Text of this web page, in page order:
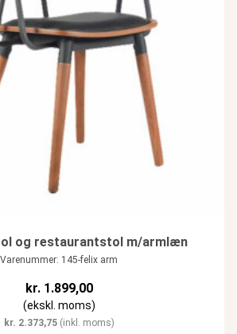
og restaurantstol m/armlæn
Varenummer: 145-felix arm
kr.1.899,00
(ekskl. moms)
kr. 2.373,75(inkl. moms)